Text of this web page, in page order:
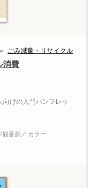
» ごみ減量・リサイクル
消費
向けの入門パンフレッ
観音折／ カラー